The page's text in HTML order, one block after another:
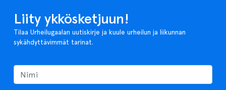
Liity ykkösketjuun!
Tilaa Urheilugaalan uutiskirje ja kuule urheilun ja liikunnan
sykähdyttävimmät tarinat.